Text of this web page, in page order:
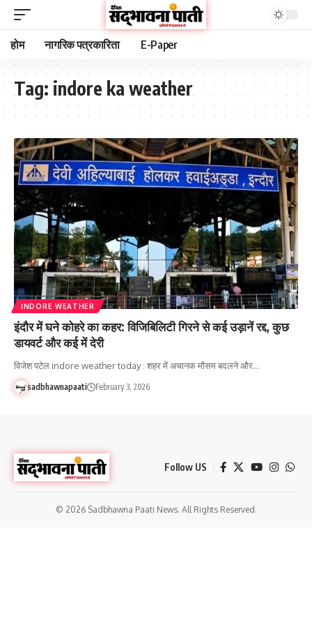
होम नागरिक पत्रकारिता E-Paper
Tag: indore ka weather
INDORE WEATHER
इंदौर में घने कोहरे का कहर: विजिबिलिटी गिरने से कई उड़ानें रद्द, कुछ
डायवर्ट और कई में देरी
विजेश पटेल indore weather today : शहर में अचानक मौसम बदलने और…
sadbhawnapaati February 3, 2026
Follow US
© 2026 Sadbhawna Paati News. All Rights Reserved.